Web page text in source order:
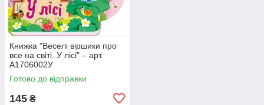
Книжка "Веселі віршики про
все на світі. У лісі" – арт.
А1706002У
Готово до відправки
145 ₴